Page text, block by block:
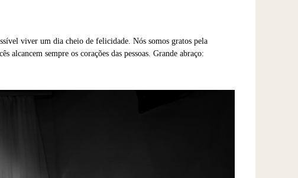
viver um dia cheio de felicidade. Nós somos gratos pela
sempre os corações das pessoas. Grande abraço: